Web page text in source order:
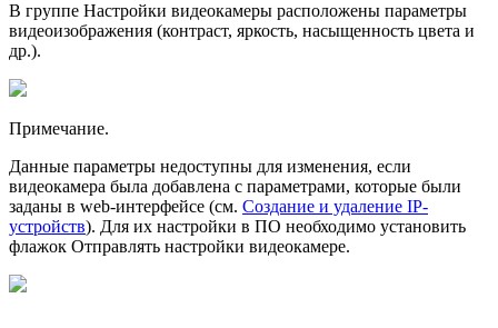
В группе Настройки видеокамеры расположены параметры
видеоизображения (контраст, яркость, насыщенность цвета и
др.).
Примечание.
Данные параметры недоступны для изменения, если
видеокамера была добавлена с параметрами, которые были
заданы в web-интерфейсе (см. Создание и удаление IP-
устройств). Для их настройки в ПО необходимо установить
флажок Отправлять настройки видеокамере.